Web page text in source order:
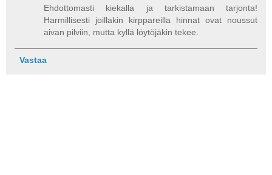
Ehdottomasti kiekalla ja tarkistamaan tarjonta!
Harmillisesti joillakin kirppareilla hinnat ovat noussut
aivan pilviin, mutta kyllä löytöjäkin tekee.
Vastaa